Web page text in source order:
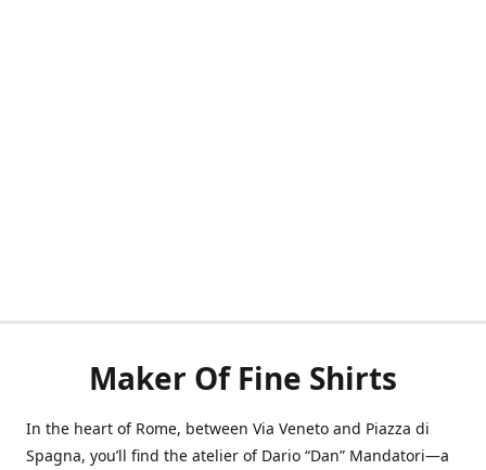
Maker Of Fine Shirts
In the heart of Rome, between Via Veneto and Piazza di
Spagna, you’ll find the atelier of Dario “Dan” Mandatori—a